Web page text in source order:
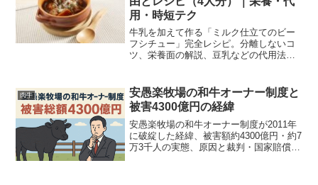
用・時短テク
牛乳を加えて作る「ミルク仕立てのビー
フシチュー」完全レシピ。分離しないコ
ツ、栄養面の解説、豆乳などの代用法ま
肉牛
安愚楽牧場の和牛オーナー制度と
被害4300億円の経緯
安愚楽牧場の和牛オーナー制度が2011年
に破綻した経緯、被害額約4300億円・約7
万3千人の実態、原因と裁判・国家賠償の